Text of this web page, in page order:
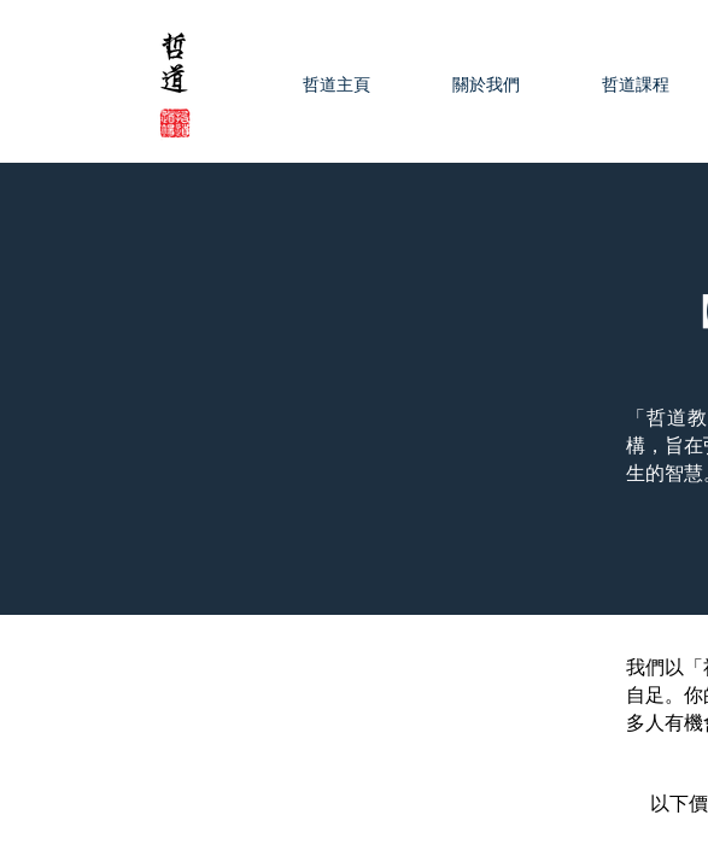
哲道主頁 關於我們 哲道課程
「哲道
構，旨在
生的智慧
我們以「
自足。
多人有機
以下